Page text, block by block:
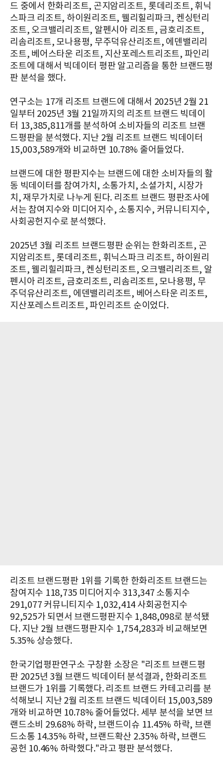
드 중에서 한화리조트, 곤지암리조트, 롯데리조트, 휘닉
스파크 리조트, 하이원리조트, 웰리힐리파크, 켄싱턴리
조트, 오크밸리리조트, 알펜시아 리조트, 금호리조트,
리솜리조트, 모나용평, 무주덕유산리조트, 에덴밸리리
조트, 베어스타운 리조트, 지산포레스트리조트, 파인리
조트에 대해서 빅데이터 평판 알고리즘을 통한 브랜드평
판 분석을 했다.
연구소는 17개 리조트 브랜드에 대해서 2025년 2월 21
일부터 2025년 3월 21일까지의 리조트 브랜드 빅데이
터 13,385,811개를 분석하여 소비자들의 리조트 브랜
드평판을 분석했다. 지난 2월 리조트 브랜드 빅데이터
15,003,589개와 비교하면 10.78% 줄어들었다.
브랜드에 대한 평판지수는 브랜드에 대한 소비자들의 활
동 빅데이터를 참여가치, 소통가치, 소셜가치, 시장가
치, 재무가치로 나누게 된다. 리조트 브랜드 평판조사에
서는 참여지수와 미디어지수, 소통지수, 커뮤니티지수,
사회공헌지수로 분석했다.
2025년 3월 리조트 브랜드평판 순위는 한화리조트, 곤
지암리조트, 롯데리조트, 휘닉스파크 리조트, 하이원리
조트, 웰리힐리파크, 켄싱턴리조트, 오크밸리리조트, 알
펜시아 리조트, 금호리조트, 리솜리조트, 모나용평, 무
주덕유산리조트, 에덴밸리리조트, 베어스타운 리조트,
지산포레스트리조트, 파인리조트 순이었다.
리조트 브랜드평판 1위를 기록한 한화리조트 브랜드는
참여지수 118,735 미디어지수 313,347 소통지수
291,077 커뮤니티지수 1,032,414 사회공헌지수
92,525가 되면서 브랜드평판지수 1,848,098로 분석됐
다. 지난 2월 브랜드평판지수 1,754,283과 비교해보면
5.35% 상승했다.​
한국기업평판연구소 구창환 소장은 "리조트 브랜드평
판 2025년 3월 브랜드 빅데이터 분석결과, 한화리조트
브랜드가 1위를 기록했다. 리조트 브랜드 카테고리를 분
석해보니 지난 2월 리조트 브랜드 빅데이터 15,003,589
개와 비교하면 10.78% 줄어들었다. 세부 분석을 보면 브
랜드소비 29.68% 하락, 브랜드이슈 11.45% 하락, 브랜
드소통 14.35% 하락, 브랜드확산 2.35% 하락, 브랜드
공헌 10.46% 하락했다."라고 평판 분석했다.